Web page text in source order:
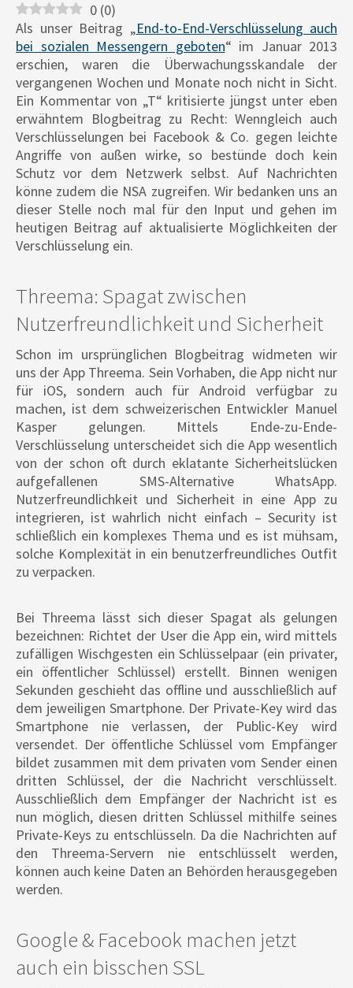
0 (0)
Als unser Beitrag „End-to-End-Verschlüsselung auch
bei sozialen Messengern geboten“ im Januar 2013
erschien, waren die Überwachungsskandale der
vergangenen Wochen und Monate noch nicht in Sicht.
Ein Kommentar von „T“ kritisierte jüngst unter eben
erwähntem Blogbeitrag zu Recht: Wenngleich auch
Verschlüsselungen bei Facebook & Co. gegen leichte
Angriffe von außen wirke, so bestünde doch kein
Schutz vor dem Netzwerk selbst. Auf Nachrichten
könne zudem die NSA zugreifen. Wir bedanken uns an
dieser Stelle noch mal für den Input und gehen im
heutigen Beitrag auf aktualisierte Möglichkeiten der
Verschlüsselung ein.
Threema: Spagat zwischen
Nutzerfreundlichkeit und Sicherheit
Schon im ursprünglichen Blogbeitrag widmeten wir
uns der App Threema. Sein Vorhaben, die App nicht nur
für iOS, sondern auch für Android verfügbar zu
machen, ist dem schweizerischen Entwickler Manuel
Kasper gelungen. Mittels Ende-zu-Ende-
Verschlüsselung unterscheidet sich die App wesentlich
von der schon oft durch eklatante Sicherheitslücken
aufgefallenen SMS-Alternative WhatsApp.
Nutzerfreundlichkeit und Sicherheit in eine App zu
integrieren, ist wahrlich nicht einfach – Security ist
schließlich ein komplexes Thema und es ist mühsam,
solche Komplexität in ein benutzerfreundliches Outfit
zu verpacken.
Bei Threema lässt sich dieser Spagat als gelungen
bezeichnen: Richtet der User die App ein, wird mittels
zufälligen Wischgesten ein Schlüsselpaar (ein privater,
ein öffentlicher Schlüssel) erstellt. Binnen wenigen
Sekunden geschieht das offline und ausschließlich auf
dem jeweiligen Smartphone. Der Private-Key wird das
Smartphone nie verlassen, der Public-Key wird
versendet. Der öffentliche Schlüssel vom Empfänger
bildet zusammen mit dem privaten vom Sender einen
dritten Schlüssel, der die Nachricht verschlüsselt.
Ausschließlich dem Empfänger der Nachricht ist es
nun möglich, diesen dritten Schlüssel mithilfe seines
Private-Keys zu entschlüsseln. Da die Nachrichten auf
den Threema-Servern nie entschlüsselt werden,
können auch keine Daten an Behörden herausgegeben
werden.
Google & Facebook machen jetzt
auch ein bisschen SSL